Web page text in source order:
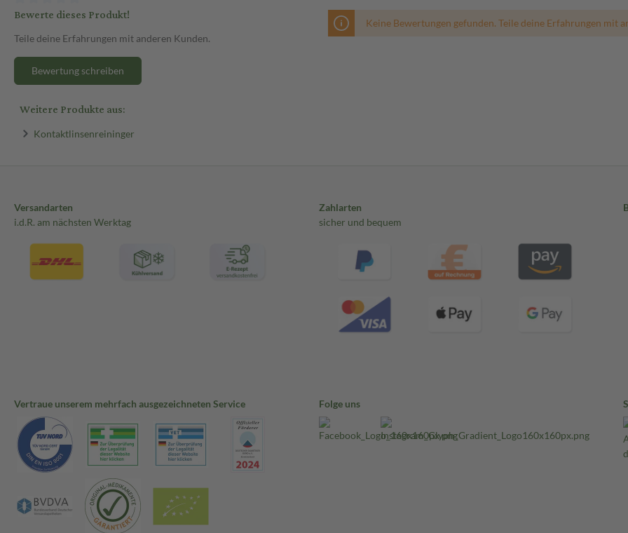
Bewerte dieses Produkt!
Teile deine Erfahrungen mit anderen Kunden.
Bewertung schreiben
Keine Bewertungen gefunden. Teile deine Erfahrungen mit
Weitere Produkte aus:
Kontaktlinsenreininger
Versandarten
i.d.R. am nächsten Werktag
Zahlarten
sicher und bequem
Vertraue unserem mehrfach ausgezeichneten Service Folge uns